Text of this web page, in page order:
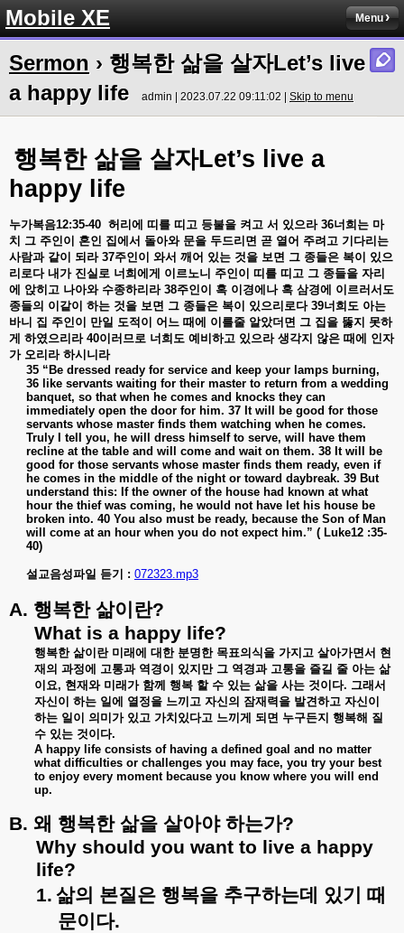
Mobile XE Menu
Sermon › 행복한 삶을 살자Let’s live
a happy life
admin | 2023.07.22 09:11:02 | Skip to menu
행복한 삶을 살자Let’s live a
happy life
누가복음12:35-40 허리에 띠를 띠고 등불을 켜고 서 있으라36너희는 마
치 그 주인이 혼인 집에서 돌아와 문을 두드리면 곧 열어 주려고 기다리는
사람과 같이 되라37주인이 와서 깨어 있는 것을 보면 그 종들은 복이
있으
리로다 내가 진실로 너희에게 이르노니 주인이 띠를 띠고 그 종들을 자리
에 앉히고 나아와 수종하리라38주인이 혹 이경에나 혹 삼경에 이르러서도
종들의 이같이 하는 것을 보면 그 종들은 복이 있으리로다39너희도 아는
바니 집 주인이 만일 도적이 어느 때에 이를줄 알았더면 그 집을 뚫지 못하
게 하였으리라40이러므로 너희도 예비하고 있으라 생각지 않은 때에 인자
가 오리라 하시니라
35 “Be dressed ready for service and keep your lamps burning,
36 like servants waiting for their master to return from a wedding
banquet, so that when he comes and knocks they can
immediately open the door for him. 37 It will be good for those
servants whose master finds them watching when he comes.
Truly I tell you, he will dress himself to serve, will have them
recline at the table and will come and wait on them. 38 It will be
good for those servants whose master finds them ready, even if
he comes in the middle of the night or toward daybreak. 39 But
understand this: If the owner of the house had known at what
hour the thief was coming, he would not have let his house be
broken into. 40 You also must be ready, because the Son of Man
will come at an hour when you do not expect him.” ( Luke12 :35-
40)
설교음성파일 듣기 : 072323.mp3
A. 행복한 삶이란?
What is a happy life?
행복한 삶이란 미래에 대한 분명한 목표의식을 가지고 살아가면서 현
재의 과정에 고통과 역경이 있지만 그 역경과 고통을 즐길 줄 아는 삶
이요, 현재와 미래가 함께 행복 할 수 있는 삶을 사는 것이다. 그래서
자신이
하는 일에 열정을 느끼고 자신의 잠재력을 발견하고 자신이
하는 일이 의미가 있고 가치있다고 느끼게 되면 누구든지 행복해 질
수 있는 것이다.
A happy life consists of having a defined goal and no matter
what difficulties or challenges you may face, you try your best
to enjoy every moment because you know where you will end
up.
B. 왜 행복한 삶을 살아야 하는가?
Why should you want to live a happy
life?
1. 삶의 본질은 행복을 추구하는데 있기
때
문이다.